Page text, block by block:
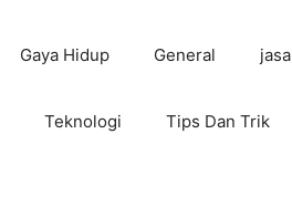
Gaya Hidup General jasa
Teknologi Tips Dan Trik